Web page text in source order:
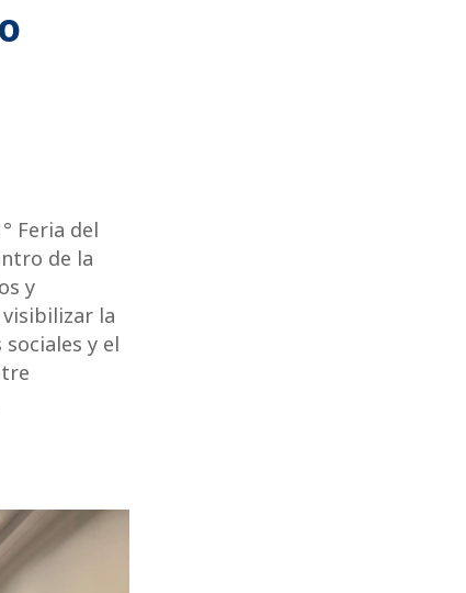
Feria del
de la
y
visibilizar la
y el